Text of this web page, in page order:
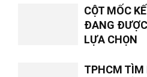
CỘT MỐC
ĐANG
LỰA CHỌN
TPHCM TÌM